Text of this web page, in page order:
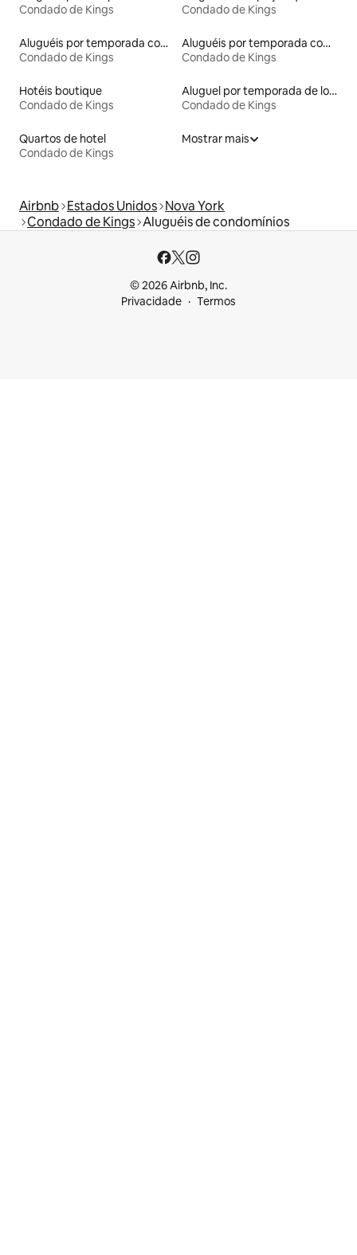
Condado de Kings
Condado de Kings
Aluguéis por temporada com sauna
Condado de Kings
Aluguéis por temporada com acesso à praia
Condado de Kings
Hotéis boutique
Condado de Kings
Aluguel por temporada de lofts
Condado de Kings
Quartos de hotel
Condado de Kings
Mostrar mais
Airbnb Estados Unidos Nova York
Condado de Kings Aluguéis de condomínios
© 2026 Airbnb, Inc.
Privacidade
Termos